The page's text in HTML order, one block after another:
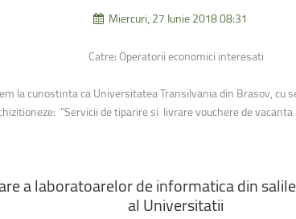
Miercuri, 27 Iunie 2018 08:31
Catre: Operatorii economici interesati
la cunostinta ca Universitatea Transilvania din Brasov, cu
"Servicii de tiparire si livrare vouchere de vacanta
alaboratoarelordeinformaticadinsalile
al Universitatii